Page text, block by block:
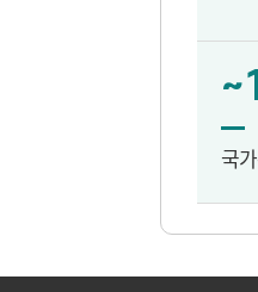
국